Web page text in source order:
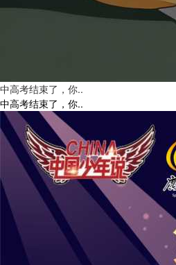
新时代青少年可持续发展模拟联合国大
中高考结束了，你..
中高考结束了，你..